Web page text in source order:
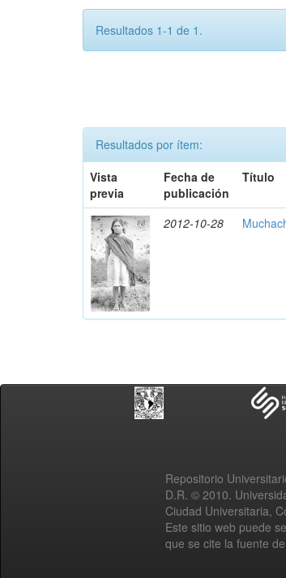
Resultados 1-1 de 1.
Resultados por ítem:
Vista
previa
Fecha de
publicación
Título
2012-10-28
Repositorio
D.R. © 2010.
Ciudad Universitaria,
Este sitio web puede
que se cite la fuente